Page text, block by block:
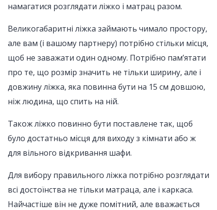
намагатися розглядати ліжко і матрац разом.
Великогабаритні ліжка займають чимало простору,
але вам (і вашому партнеру) потрібно стільки місця,
щоб не заважати один одному. Потрібно пам’ятати
про те, що розмір значить не тільки ширину, але і
довжину ліжка, яка повинна бути на 15 см довшою,
ніж людина, що спить на ній.
Також ліжко повинно бути поставлене так, щоб
було достатньо місця для виходу з кімнати або ж
для вільного відкривання шафи.
Для вибору правильного ліжка потрібно розглядати
всі достоїнства не тільки матраца, але і каркаса.
Найчастіше він не дуже помітний, але вважається